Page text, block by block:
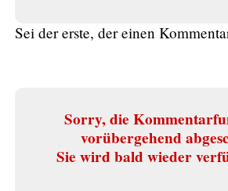
Sei der erste, der einen
Sorry, die
vorübergehend
Sie wird bald wieder